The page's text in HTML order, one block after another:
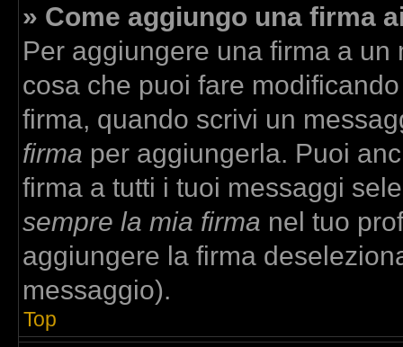
» Come aggiungo una firma
Per aggiungere una firma a
cosa che puoi fare
firma, quando scrivi un
firma per aggiungerla. Puoi
firma a tutti i tuoi messaggi
sempre la mia firma nel tuo
aggiungere la firma
messaggio).
Top